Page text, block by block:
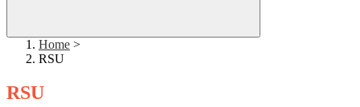
Home >
RSU
RSU